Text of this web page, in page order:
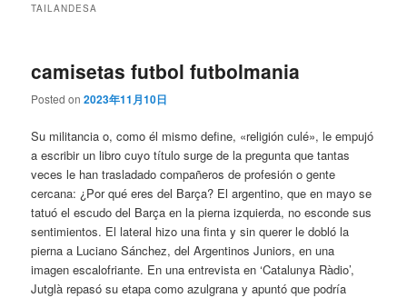
TAILANDESA
camisetas futbol futbolmania
Posted on2023年11月10日
Su militancia o, como él mismo define, «religión culé», le empujó
a escribir un libro cuyo título surge de la pregunta que tantas
veces le han trasladado compañeros de profesión o gente
cercana: ¿Por qué eres del Barça? El argentino, que en mayo se
tatuó el escudo del Barça en la pierna izquierda, no esconde sus
sentimientos. El lateral hizo una finta y sin querer le dobló la
pierna a Luciano Sánchez, del Argentinos Juniors, en una
imagen escalofriante. En una entrevista en ‘Catalunya Ràdio’,
Jutglà repasó su etapa como azulgrana y apuntó que podría